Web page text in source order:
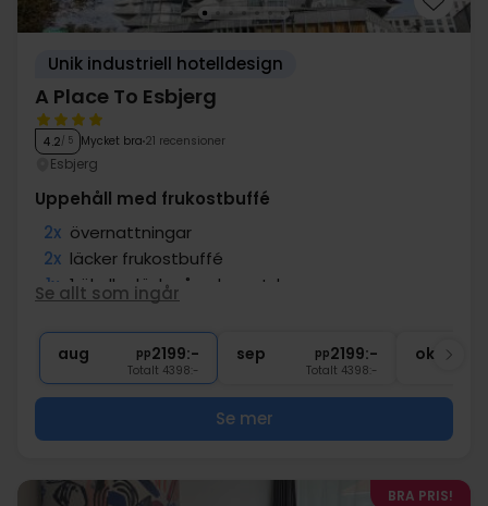
Unik industriell hotelldesign
A Place To Esbjerg
4.2/ 5 Mycket bra 21 recensioner
Esbjerg
Uppehåll med frukostbuffé
2x övernattningar
2x läcker frukostbuffé
1x 1 öl eller läsk på ankomstdagen
kaffe att ta med
∞ Gratis parkering
Se allt som ingår
aug pp2199:-
Totalt 4398:-
sep pp2199:-
Totalt 4398:-
okt
Se mer
BRA PRIS!